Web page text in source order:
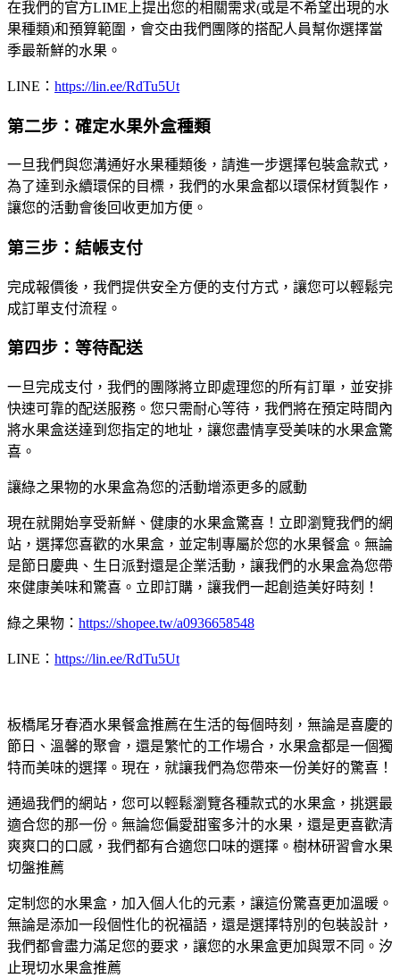
在我們的官方LIME上提出您的相關需求(或是不希望出現的水
果種類)和預算範圍，會交由我們團隊的搭配人員幫你選擇當
季最新鮮的水果。
LINE： https://lin.ee/RdTu5Ut
第二步：確定水果外盒種類
一旦我們與您溝通好水果種類後，請進一步選擇包裝盒款式，
為了達到永續環保的目標，我們的水果盒都以環保材質製作，
讓您的活動會後回收更加方便。
第三步：結帳支付
完成報價後，我們提供安全方便的支付方式，讓您可以輕鬆完
成訂單支付流程。
第四步：等待配送
一旦完成支付，我們的團隊將立即處理您的所有訂單，並安排
快速可靠的配送服務。您只需耐心等待，我們將在預定時間內
將水果盒送達到您指定的地址，讓您盡情享受美味的水果盒驚
喜。
讓綠之果物的水果盒為您的活動增添更多的感動
現在就開始享受新鮮、健康的水果盒驚喜！立即瀏覽我們的網
站，選擇您喜歡的水果盒，並定制專屬於您的水果餐盒。無論
是節日慶典、生日派對還是企業活動，讓我們的水果盒為您帶
來健康美味和驚喜。立即訂購，讓我們一起創造美好時刻！
綠之果物： https://shopee.tw/a0936658548
LINE： https://lin.ee/RdTu5Ut
板橋尾牙春酒水果餐盒推薦在生活的每個時刻，無論是喜慶的
節日、溫馨的聚會，還是繁忙的工作場合，水果盒都是一個獨
特而美味的選擇。現在，就讓我們為您帶來一份美好的驚喜！
通過我們的網站，您可以輕鬆瀏覽各種款式的水果盒，挑選最
適合您的那一份。無論您偏愛甜蜜多汁的水果，還是更喜歡清
爽爽口的口感，我們都有合適您口味的選擇。樹林研習會水果
切盤推薦
定制您的水果盒，加入個人化的元素，讓這份驚喜更加溫暖。
無論是添加一段個性化的祝福語，還是選擇特別的包裝設計，
我們都會盡力滿足您的要求，讓您的水果盒更加與眾不同。汐
止現切水果盒推薦